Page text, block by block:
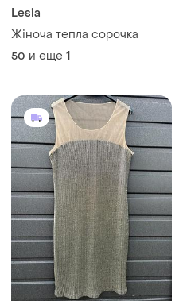
Lesia
Жіноча тепла сорочка
50 и еще 1